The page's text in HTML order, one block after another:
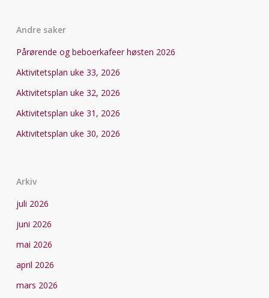
Andre saker
Pårørende og beboerkafeer høsten 2026
Aktivitetsplan uke 33, 2026
Aktivitetsplan uke 32, 2026
Aktivitetsplan uke 31, 2026
Aktivitetsplan uke 30, 2026
Arkiv
juli 2026
juni 2026
mai 2026
april 2026
mars 2026